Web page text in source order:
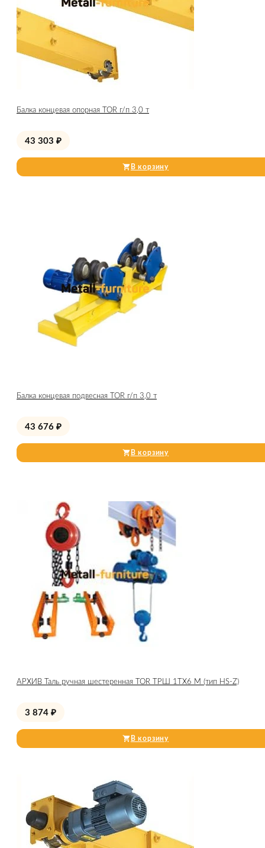
Балка концевая опорная TOR г/п 3,0 т
43 303 ₽
В корзину
Балка концевая подвесная TOR г/п 3,0 т
43 676 ₽
В корзину
АРХИВ Таль ручная шестеренная TOR ТРШ 1ТХ6 М (тип HS-Z)
3 874 ₽
В корзину